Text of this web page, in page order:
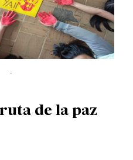
de la paz